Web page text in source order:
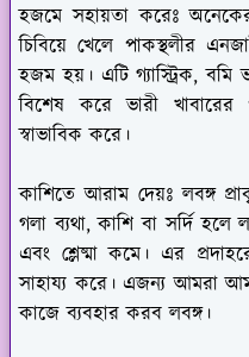
হজমে সহায়তা করেঃ
চিবিয়ে খেলে পাকস্থলীর
হজম হয়। এটি গ্যাস্ট্রিক,
বিশেষ করে ভারী
স্বাভাবিক করে।
কাশিতে আরাম দেয়ঃলবঙ্গ
গলা ব্যথা, কাশি বা সর্দি হলে
এবং শ্লেষ্মা কমে। এর
সাহায্য করে। এজন্য আমরা
কাজে ব্যবহার করব লবঙ্গ।